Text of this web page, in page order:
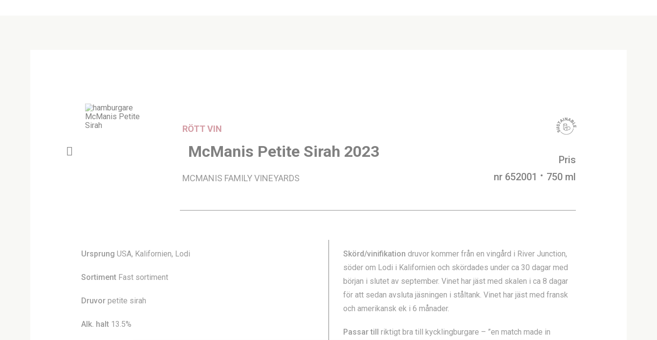
RÖTT VIN
McManis Petite Sirah 2023
MCMANIS FAMILY VINEYARDS
Pris
nr 652001
750 ml
Ursprung USA, Kalifornien, Lodi
Sortiment Fast sortiment
Druvor petite sirah
Alk. halt 13.5%
Skörd/vinifikation druvor kommer från en vingård i River Junction,
söder om Lodi i Kalifornien och skördades under ca 30 dagar med
början i slutet av september. Vinet har jäst med skalen i ca 8 dagar
för att sedan avsluta jäsningen i ståltank. Vinet har jäst med fransk
och amerikansk ek i 6 månader.
Passar till riktigt bra till kycklingburgare – ”en match made in